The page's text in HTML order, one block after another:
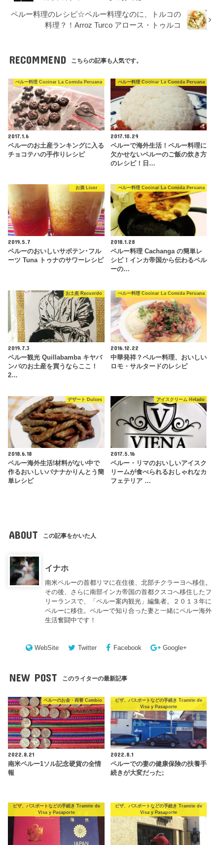
ペルー料理のレシピ☆ペルー料理なのに、トルコの
料理？！Arroz Turco アロース・トゥルコ
RECOMMEND こちらの記事も人気です。
ぺルー料理 Cocinar La Comida Peruana
2017.1.6
ペルーのお土産ランキングに入る
チョコテハの手作りレシピ
ぺルー料理 Cocinar La Comida Peruana
2017.10.29
ペルーで海外生活！ペルー料理に
欠かせないペルーのご飯の炊き方
のレシピ！日…
お酒 Licor
2019.5.7
ペルーのおいしいサボテン･フル
ーツ Tuna トゥナのサワーレシピ
ぺルー料理 Cocinar La Comida Peruana
2018.1.28
ペルー料理 Cachanga の簡単レ
シピ！インカ帝国から伝わるペル
ーの…
お土産 Recuerdo
2019.7.3
ペルー観光 Quillabamba キヤバ
ンバのお土産を買うならここ！
2…
ぺルー料理 Cocinar La Comida Peruana
2016.12.22
中華発祥？ペルー料理、おいしい
ロモ・サルタードのレシピ
デザート Dulces
2018.6.18
ペルー海外生活!材料がない中で
作るおいしいバナナかりんとう簡
単レシピ
アイスクリーム Helado
2017.5.16
ペルー・リマのおいしいアイスク
リームが食べられるおしゃれなカ
フェテリア …
ABOUT この記事をかいた人
イナホ
南米ペルーの首都リマに在住後、北部チクラーヨへ移住。
その後、さらに南部インカ帝国の首都クスコへ移住したフ
リーランスで、「ペルー案内観光」編集者。２０１３年に
ペルーに移住。ペルーで知り合った妻と一緒にペルー海外
生活奮闘中です！
WebSite Twitter Facebook Google+
NEW POST このライターの最新記事
ペルーのお金・両替 Cambio
2022.8.21
南米ペルー1ソル記念硬貨の全情
報
ビザ、パスポートなどの手続き Tramite de
Visa y Pasaporte
2022.8.1
ペルーでの妻の健康保険の扶養手
続きが大変だった;
ビザ、パスポートなどの手続き Tramite de
Visa y Pasaporte
ビザ、パスポートなどの手続き Tramite de
Visa y Pasaporte